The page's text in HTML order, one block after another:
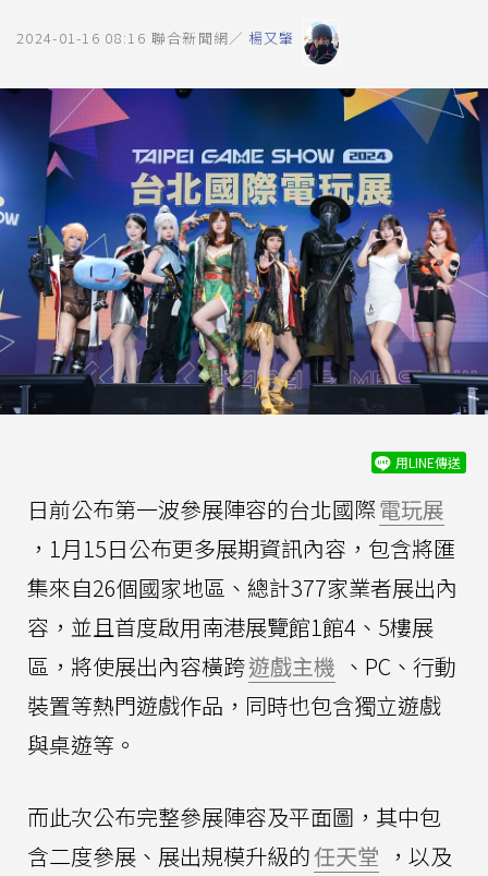
2024-01-16 08:16 聯合新聞網／ 楊又肇
用LINE傳送
日前公布第一波參展陣容的台北國際電玩展
，1月15日公布更多展期資訊內容，包含將匯
集來自26個國家地區、總計377家業者展出內
容，並且首度啟用南港展覽館1館4、5樓展
區，將使展出內容橫跨遊戲主機 、PC、行動
裝置等熱門遊戲作品，同時也包含獨立遊戲
與桌遊等。
而此次公布完整參展陣容及平面圖，其中包
含二度參展、展出規模升級的任天堂 ，以及